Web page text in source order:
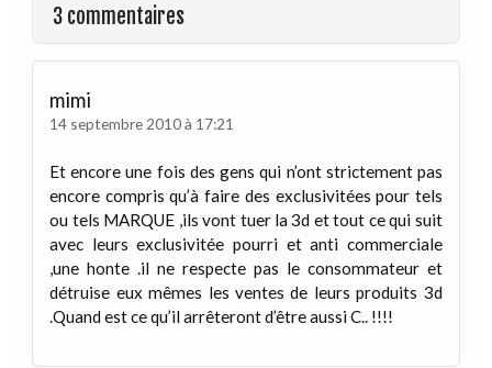
3 commentaires
mimi
14 septembre 2010 à 17:21
Et encore une fois des gens qui n’ont strictement pas
encore compris qu’à faire des exclusivitées pour tels
ou tels MARQUE ,ils vont tuer la 3d et tout ce qui suit
avec leurs exclusivitée pourri et anti commerciale
,une honte .il ne respecte pas le consommateur et
détruise eux mêmes les ventes de leurs produits 3d
.Quand est ce qu’il arrêteront d’être aussi C.. !!!!